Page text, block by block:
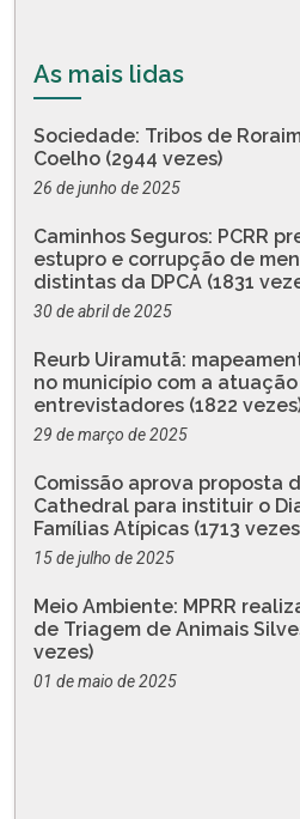
As mais lidas
Sociedade: Tribos de
Coelho (2944 vezes)
26 de junho de 2025
Caminhos Seguros: PCRR
estupro e corrupção de
distintas da DPCA (1831
30 de abril de 2025
Reurb Uiramutã:
no município com a
entrevistadores (1822
29 de março de 2025
Comissão aprova proposta
Cathedral para instituir o
Famílias Atípicas (1713
15 de julho de 2025
Meio Ambiente: MPRR
de Triagem de Animais
vezes)
01 de maio de 2025